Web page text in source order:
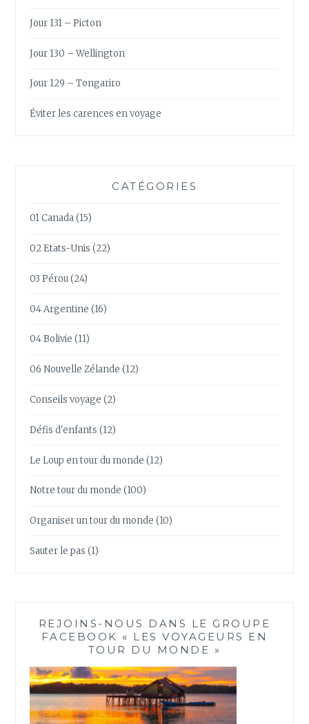
Jour 131 – Picton
Jour 130 – Wellington
Jour 129 – Tongariro
Éviter les carences en voyage
CATÉGORIES
01 Canada(15)
02 Etats-Unis (22)
03 Pérou(24)
04 Argentine (16)
04 Bolivie (11)
06 Nouvelle Zélande (12)
Conseils voyage (2)
Défis d'enfants (12)
Le Loup en tour du monde (12)
Notre tour du monde (100)
Organiser un tour du monde (10)
Sauter le pas (1)
REJOINS-NOUS DANS LE GROUPE
FACEBOOK « LES VOYAGEURS EN
TOUR DU MONDE »